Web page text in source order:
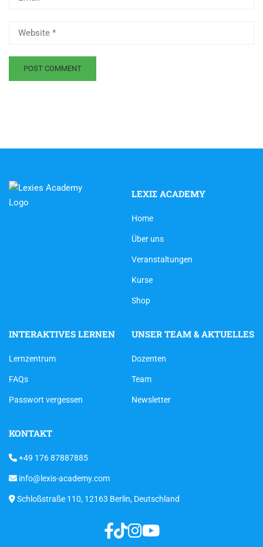
LEXIΣ ACADEMY
Home
Über uns
Veranstaltungen
Kurse
Shop
INTERAKTIVES LERNEN
Lernzentrum
FAQs
Passwort vergessen
UNSER TEAM & AKTUELLES
Dozenten
Team
Newsletter
KONTAKT
+49 176 87887885
info@lexis-academy.com
Schloßstraße 110, 12163 Berlin, Deutschland